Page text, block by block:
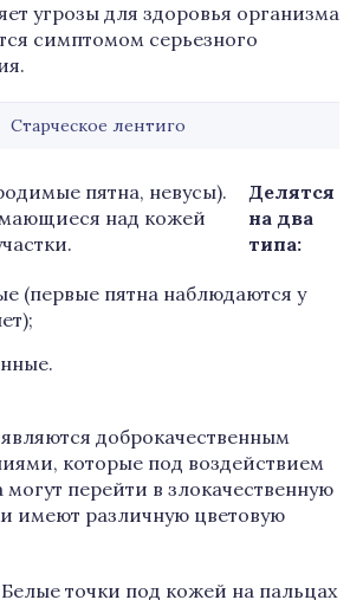
угрозы для здоровья организма
симптомом серьезного
Старческое лентиго
пятна, невусы).
над кожей
Делятся
на два
типа:
(первые пятна наблюдаются у
доброкачественным
которые под воздействием
перейти в злокачественную
имеют различную цветовую
точки под кожей на пальцах